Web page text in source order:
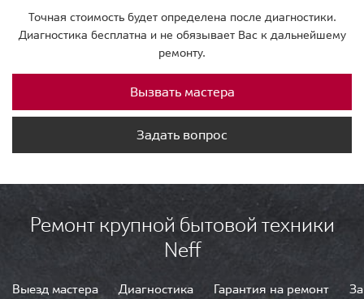
Точная стоимость будет определена после диагностики.
Диагностика бесплатна и не обязывает Вас к дальнейшему
ремонту.
Вызвать мастера
Задать вопрос
Ремонт крупной бытовой техники
Neff
Выезд мастера Диагностика Гарантия на ремонт